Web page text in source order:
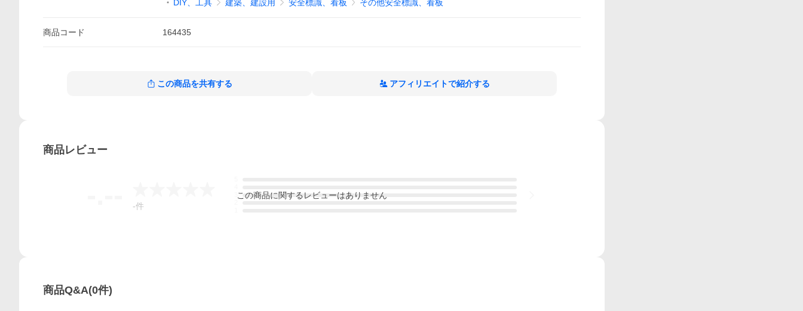
DIY、工具
建築、建設用 安全標識、看板 その他安全標識、看板
商品コード 164435
この商品を共有する アフィリエイトで紹介する
商品レビュー
-件
この商品に関するレビューはありません
商品Q&A(0件)